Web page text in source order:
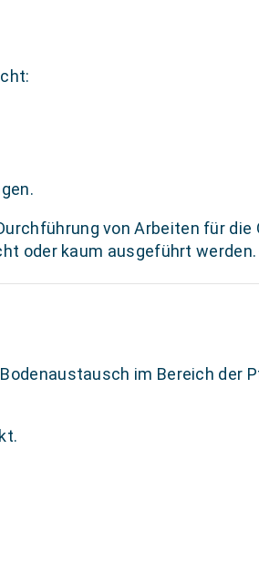
von Arbeiten für die
oder kaum ausgeführt werden.
im Bereich der